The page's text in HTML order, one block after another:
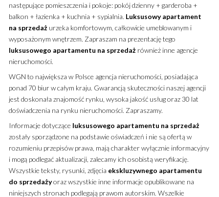
następujące pomieszczenia i pokoje: pokój dzienny + garderoba +
balkon + łazienka + kuchnia + sypialnia. Luksusowy apartament
na sprzedażurzeka komfortowym, całkowicie umeblowanym i
wyposażonym wnętrzem. Zapraszam na prezentację tego
luksusowego apartamentu na sprzedażrównież inne agencje
nieruchomości.
WGN to największa w Polsce agencja nieruchomości, posiadająca
ponad 70 biur w całym kraju. Gwarancją skuteczności naszej agencji
jest doskonała znajomość rynku, wysoka jakość usług oraz 30 lat
doświadczenia na rynku nieruchomości. Zapraszamy.
Informacje dotyczące luksusowego apartamentu na sprzedaż
zostały sporządzone na podstawie oświadczeń i nie są ofertą w
rozumieniu przepisów prawa, mają charakter wyłącznie informacyjny
i mogą podlegać aktualizacji, zalecamy ich osobistą weryfikację.
Wszystkie teksty, rysunki, zdjęcia ekskluzywnego apartamentu
do sprzedażyoraz wszystkie inne informacje opublikowane na
niniejszych stronach podlegają prawom autorskim. Wszelkie